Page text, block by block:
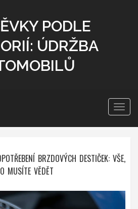
PODLE
ÚDRŽBA
BRZDOVÝCH DESTIČEK: VŠE,
MUSÍTE VĚDĚT